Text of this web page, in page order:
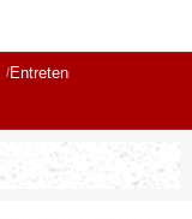
Entretenimiento